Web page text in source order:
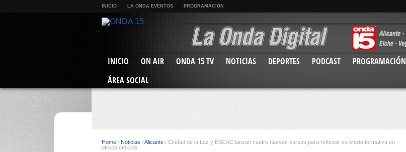
INICIO LA ONDA EVENTOS PROGRAMACIÓN
INICIO ON AIR ONDA 15 TV NOTICIAS DEPORTES PODCAST PROGRAMACIÓN
ÁREA SOCIAL
Home / Noticias /Alicante / Ciudad de la Luz y ESCAC lanzan cuatro nuevos cursos para reforzar su oferta formativa en
oficios del cine